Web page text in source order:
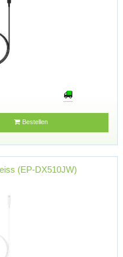
Bestellen
(EP-DX510JW)